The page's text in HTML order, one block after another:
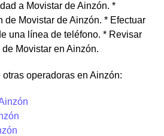
a Movistar de Ainzón. *
de Movistar de Ainzón. * Efectuar
una línea de teléfono. * Revisar
Movistar en Ainzón.
operadoras en Ainzón: